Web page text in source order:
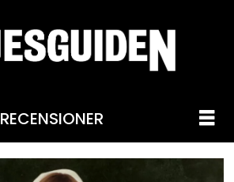
RECENSIONER